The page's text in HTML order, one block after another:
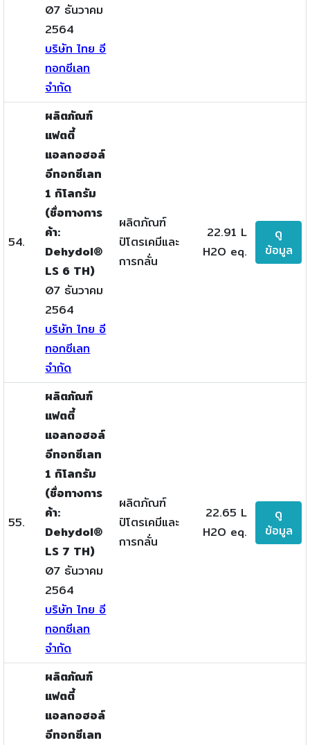
07 ธันวาคม
2564
บริษัท ไทย อี
ทอกซีเลท
จำกัด
54.
ผลิตภัณฑ์
แฟตตี้
แอลกอฮอล์
อีทอกซีเลท
1 กิโลกรัม
(ชื่อทางการ
ค้า:
Dehydol®
LS 6 TH)
07 ธันวาคม
2564
บริษัท ไทย อี
ทอกซีเลท
จำกัด
ผลิตภัณฑ์
ปิโตรเคมีและ
การกลั่น
22.91 L
H2O eq.
ดู
ข้อมูล
55.
ผลิตภัณฑ์
แฟตตี้
แอลกอฮอล์
อีทอกซีเลท
1 กิโลกรัม
(ชื่อทางการ
ค้า:
Dehydol®
LS 7 TH)
07 ธันวาคม
2564
บริษัท ไทย อี
ทอกซีเลท
จำกัด
ผลิตภัณฑ์
ปิโตรเคมีและ
การกลั่น
22.65 L
H2O eq.
ดู
ข้อมูล
ผลิตภัณฑ์
แฟตตี้
แอลกอฮอล์
อีทอกซีเลท